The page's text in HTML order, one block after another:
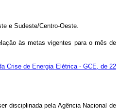
e Sudeste/Centro-Oeste.
às metas vigentes para o mês de
Crise de Energia Elétrica - GCE, de 22
disciplinada pela Agência Nacional de